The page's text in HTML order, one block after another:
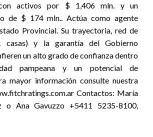
activos por $ 1,406 mln. y un
de $ 174 mln.. Actúa como agente
Provincial. Su trayectoria, red de
casas) y la garantía del Gobierno
un alto grado de confianza dentro
pampeana y un potencial de
mayor información consulte nuestra
Contactos: María
o Ana Gavuzzo +5411 5235-8100,